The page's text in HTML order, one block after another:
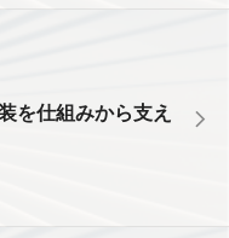
を仕組みから支え